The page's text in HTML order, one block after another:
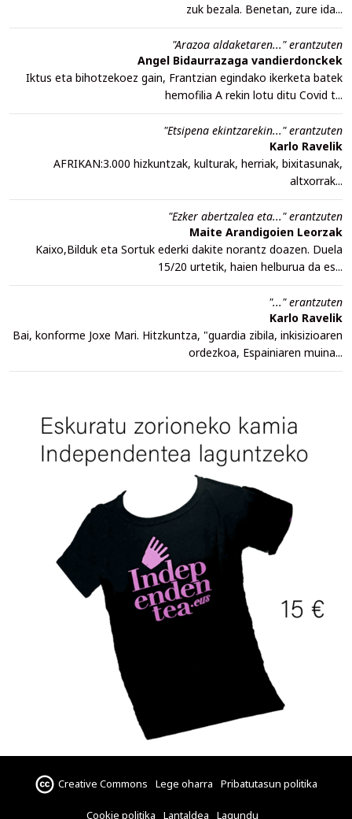
zuk bezala. Benetan, zure ida...
"Arazoa aldaketaren..." erantzuten
Angel Bidaurrazaga vandierdonckek
Iktus eta bihotzekoez gain, Frantzian egindako ikerketa batek
hemofilia A rekin lotu ditu Covid t...
"Etsipena ekintzarekin..." erantzuten
Karlo Ravelik
AFRIKAN:3.000 hizkuntzak, kulturak, herriak, bixitasunak,
altxorrak...
"Ezker abertzalea eta..." erantzuten
Maite Arandigoien Leorzak
Kaixo,Bilduk eta Sortuk ederki dakite norantz doazen. Duela
15/20 urtetik, haien helburua da es...
"..." erantzuten
Karlo Ravelik
Bai, konforme Joxe Mari. Hitzkuntza, "guardia zibila, inkisizioaren
ordezkoa, Espainiaren muina...
Creative Commons Lege oharra Pribatutasun politika
Cookie politika Lantaldea Lagundu